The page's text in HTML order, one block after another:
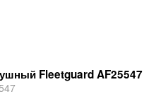
Fleetguard AF25547